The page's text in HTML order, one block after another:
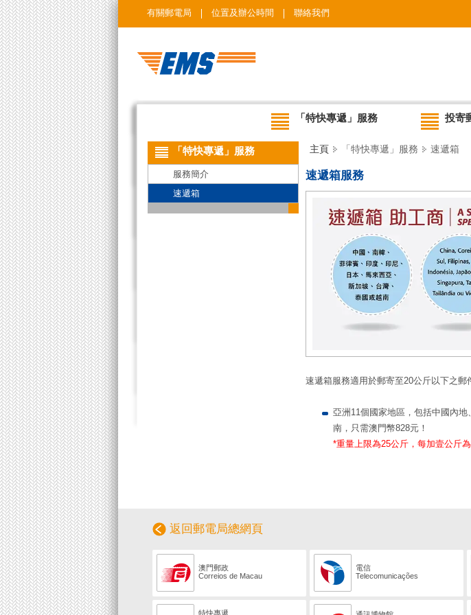
有關郵電局 位置及辦公時間 聯絡我們
「特快專遞」服務 投寄
「特快專遞」服務
服務簡介
速遞箱
主頁 「特快專遞」服務 速遞箱
速遞箱服務
速遞箱服務適用於郵寄至20公斤以下之郵
亞洲11個國家地區，包括中國內
南，只需澳門幣828元！
*重量上限為25公斤，每加壹公斤為
返回郵電局總網頁
澳門郵政
Correios de Macau
電信
Telecomunicações
特快專遞